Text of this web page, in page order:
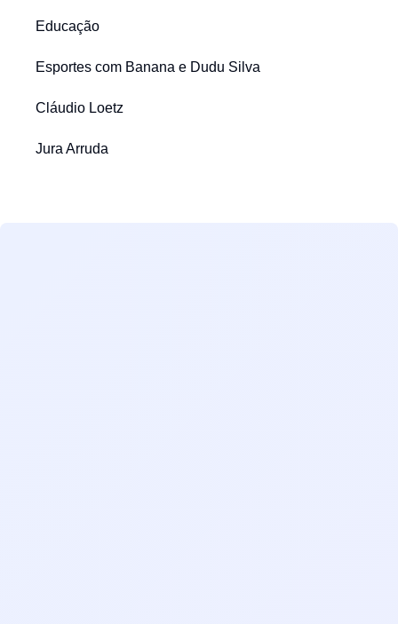
Educação
Esportes com Banana e Dudu Silva
Cláudio Loetz
Jura Arruda